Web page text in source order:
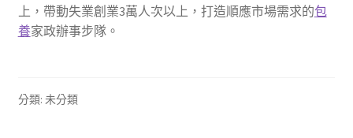
上，帶動失業創業3萬人次以上，打造順應市場需求的包
養家政辦事步隊。
分類: 未分類